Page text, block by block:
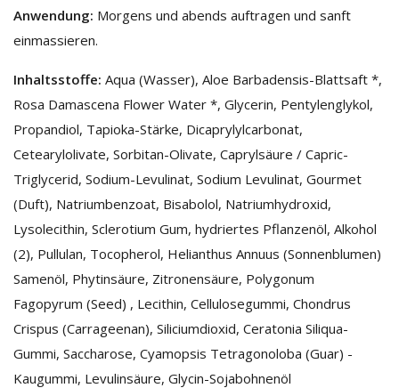
Anwendung: Morgens und abends auftragen und sanft
einmassieren.
Inhaltsstoffe: Aqua (Wasser), Aloe Barbadensis-Blattsaft *,
Rosa Damascena Flower Water *, Glycerin, Pentylenglykol,
Propandiol, Tapioka-Stärke, Dicaprylylcarbonat,
Cetearylolivate, Sorbitan-Olivate, Caprylsäure / Capric-
Triglycerid, Sodium-Levulinat, Sodium Levulinat, Gourmet
(Duft), Natriumbenzoat, Bisabolol, Natriumhydroxid,
Lysolecithin, Sclerotium Gum, hydriertes Pflanzenöl, Alkohol
(2), Pullulan, Tocopherol, Helianthus Annuus (Sonnenblumen)
Samenöl, Phytinsäure, Zitronensäure, Polygonum
Fagopyrum (Seed) , Lecithin, Cellulosegummi, Chondrus
Crispus (Carrageenan), Siliciumdioxid, Ceratonia Siliqua-
Gummi, Saccharose, Cyamopsis Tetragonoloba (Guar) -
Kaugummi, Levulinsäure, Glycin-Sojabohnenöl